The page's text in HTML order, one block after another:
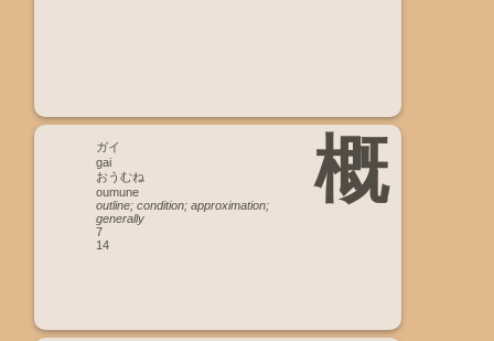
概
ガイ
gai
おうむね
oumune
outline; condition; approximation;
generally
7
14